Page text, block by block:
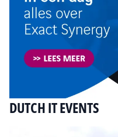
DUTCH IT EVENTS